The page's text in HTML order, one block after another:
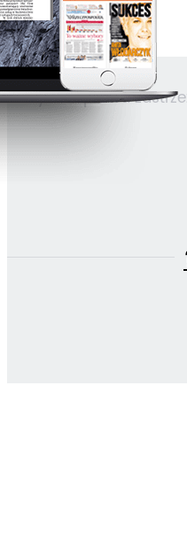
Wszystkie prawa